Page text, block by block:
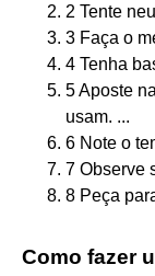
2 Tente
3 Faça o
4 Tenha
5 Aposte
usam. ...
6 Note o
7 Observe
8 Peça
Como fazer